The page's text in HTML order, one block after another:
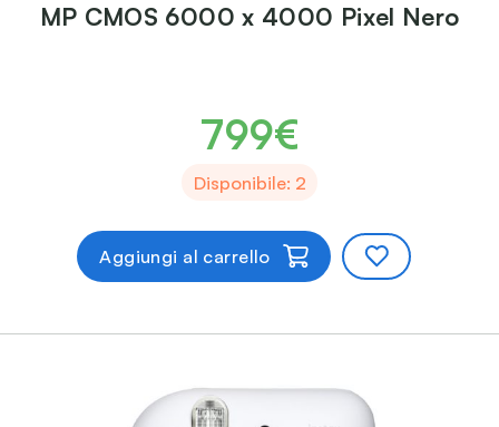
MP CMOS 6000 x 4000 Pixel Nero
799€
Disponibile: 2
Aggiungi al carrello